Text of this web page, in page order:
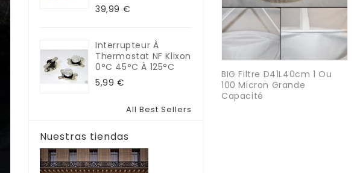
39,99 €
Interrupteur À
Thermostat NF Klixon
0°C 45°C À 125°C
5,99 €
All Best Sellers
Nuestras tiendas
BIG Filtre D41L40cm 1 Ou
100 Micron Grande
Capacité